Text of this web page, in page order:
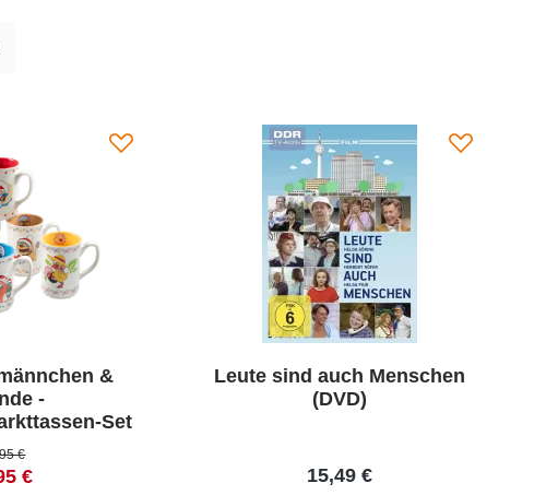
&
-
Set
€
€
Leute sind auch Menschen
(DVD)
15,49 €